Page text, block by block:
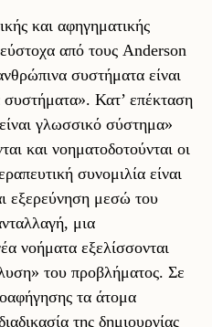
και αφηγηματικής
από τους Anderson
συστήματα είναι
Κατ’ επέκταση
γλωσσικό σύστημα»
και νοηματοδοτούνται οι
συνομιλία είναι
εξερεύνηση μεσώ του
μια
νοήματα εξελίσσονται
του προβλήματος. Σε
τα άτομα
της δημιουργίας